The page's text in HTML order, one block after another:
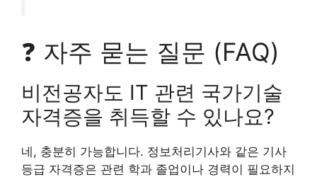
❓ 자주 묻는 질문 (FAQ)
비전공자도 IT 관련 국가기술
자격증을 취득할 수 있나요?
네, 충분히 가능합니다. 정보처리기사와 같은 기사
등급 자격증은 관련 학과 졸업이나 경력이 필요하지